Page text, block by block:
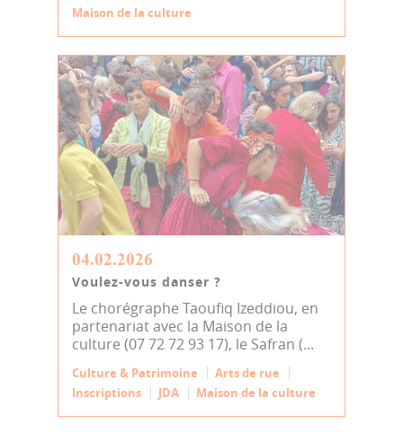
Maison de la culture
04.02.2026
Voulez-vous danser ?
Le chorégraphe Taoufiq Izeddiou, en
partenariat avec la Maison de la
culture (07 72 72 93 17), le Safran (...
Culture & Patrimoine
Arts de rue
Inscriptions
JDA Maison de la culture